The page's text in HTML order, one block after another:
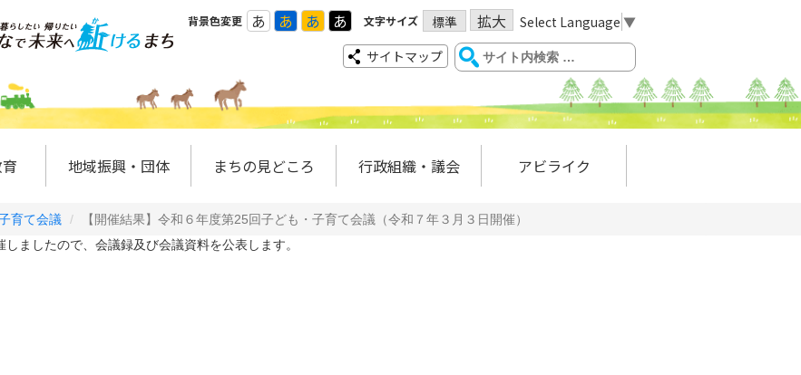
背景色変更 あ あ あ あ 文字サイズ 標準 拡大 Select Language ▼
サイトマップ
地域振興・団体 まちの見どころ 行政組織・議会 アビライク
育て会議
【開催結果】令和６年度第25回子ども・子育て会議（令和７年３月３日開催）
ましたので、会議録及び会議資料を公表します。